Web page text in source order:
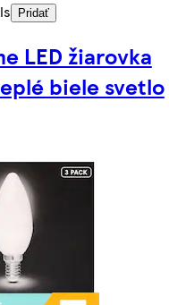
Pridať
LED žiarovka
biele svetlo